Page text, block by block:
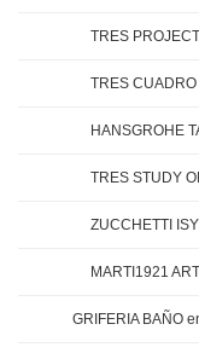
TRES
TRES
HANSGROHE
TRES STUDY
ZUCCHETTI
MARTI1921
GRIFERIA BAÑO